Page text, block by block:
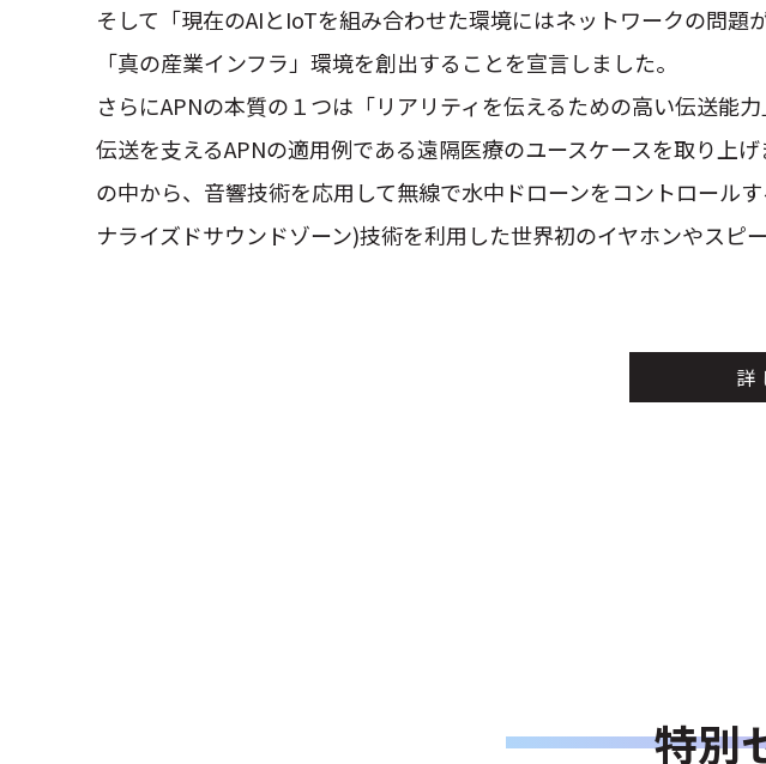
そして「現在のAIとIoTを組み合わせた環境にはネットワークの問題
「真の産業インフラ」環境を創出することを宣言しました。
さらにAPNの本質の１つは「リアリティを伝えるための高い伝送能
伝送を支えるAPNの適用例である遠隔医療のユースケースを取り上
の中から、音響技術を応用して無線で水中ドローンをコントロール
ナライズドサウンドゾーン)技術を利用した世界初のイヤホンやスピ
詳
特別